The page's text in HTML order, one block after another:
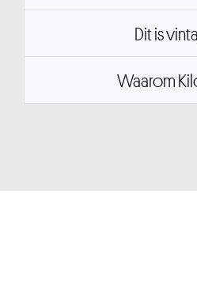
Dit is
Waarom